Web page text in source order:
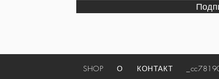
SHOP О КОНТАКТ